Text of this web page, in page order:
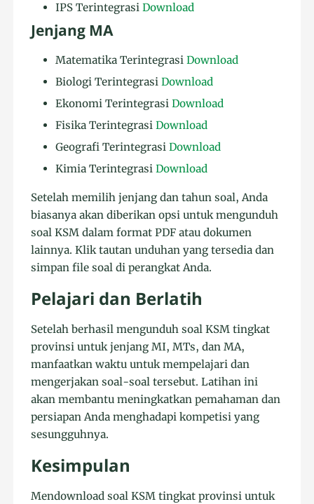
IPS TerintegrasiDownload
Jenjang MA
Matematika TerintegrasiDownload
Biologi TerintegrasiDownload
Ekonomi TerintegrasiDownload
Fisika TerintegrasiDownload
Geografi TerintegrasiDownload
Kimia TerintegrasiDownload
Setelah memilih jenjang dan tahun soal, Anda
biasanya akan diberikan opsi untuk mengunduh
soal KSM dalam format PDF atau dokumen
lainnya. Klik tautan unduhan yang tersedia dan
simpan file soal di perangkat Anda.
Pelajari dan Berlatih
Setelah berhasil mengunduh soal KSM tingkat
provinsi untuk jenjang MI, MTs, dan MA,
manfaatkan waktu untuk mempelajari dan
mengerjakan soal-soal tersebut. Latihan ini
akan membantu meningkatkan pemahaman dan
persiapan Anda menghadapi kompetisi yang
sesungguhnya.
Kesimpulan
Mendownload soal KSM tingkat provinsi untuk